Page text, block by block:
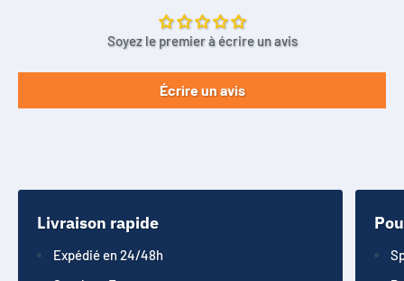
Soyez le premier à écrire un avis
Écrire un avis
Livraison rapide
Expédié en 24/48h